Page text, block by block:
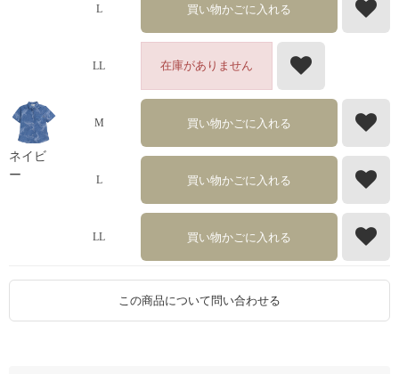
L 買い物かごに入れる
LL 在庫がありません
ネイビ
ー
M 買い物かごに入れる
L 買い物かごに入れる
LL 買い物かごに入れる
この商品について問い合わせる